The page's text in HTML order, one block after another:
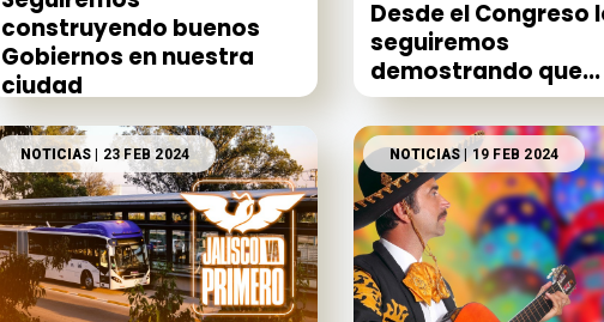
construyendo buenos
Gobiernos en nuestra
ciudad
Desde el Congreso
seguiremos
demostrando que...
NOTICIAS | 23 FEB 2024 NOTICIAS | 19 FEB 2024